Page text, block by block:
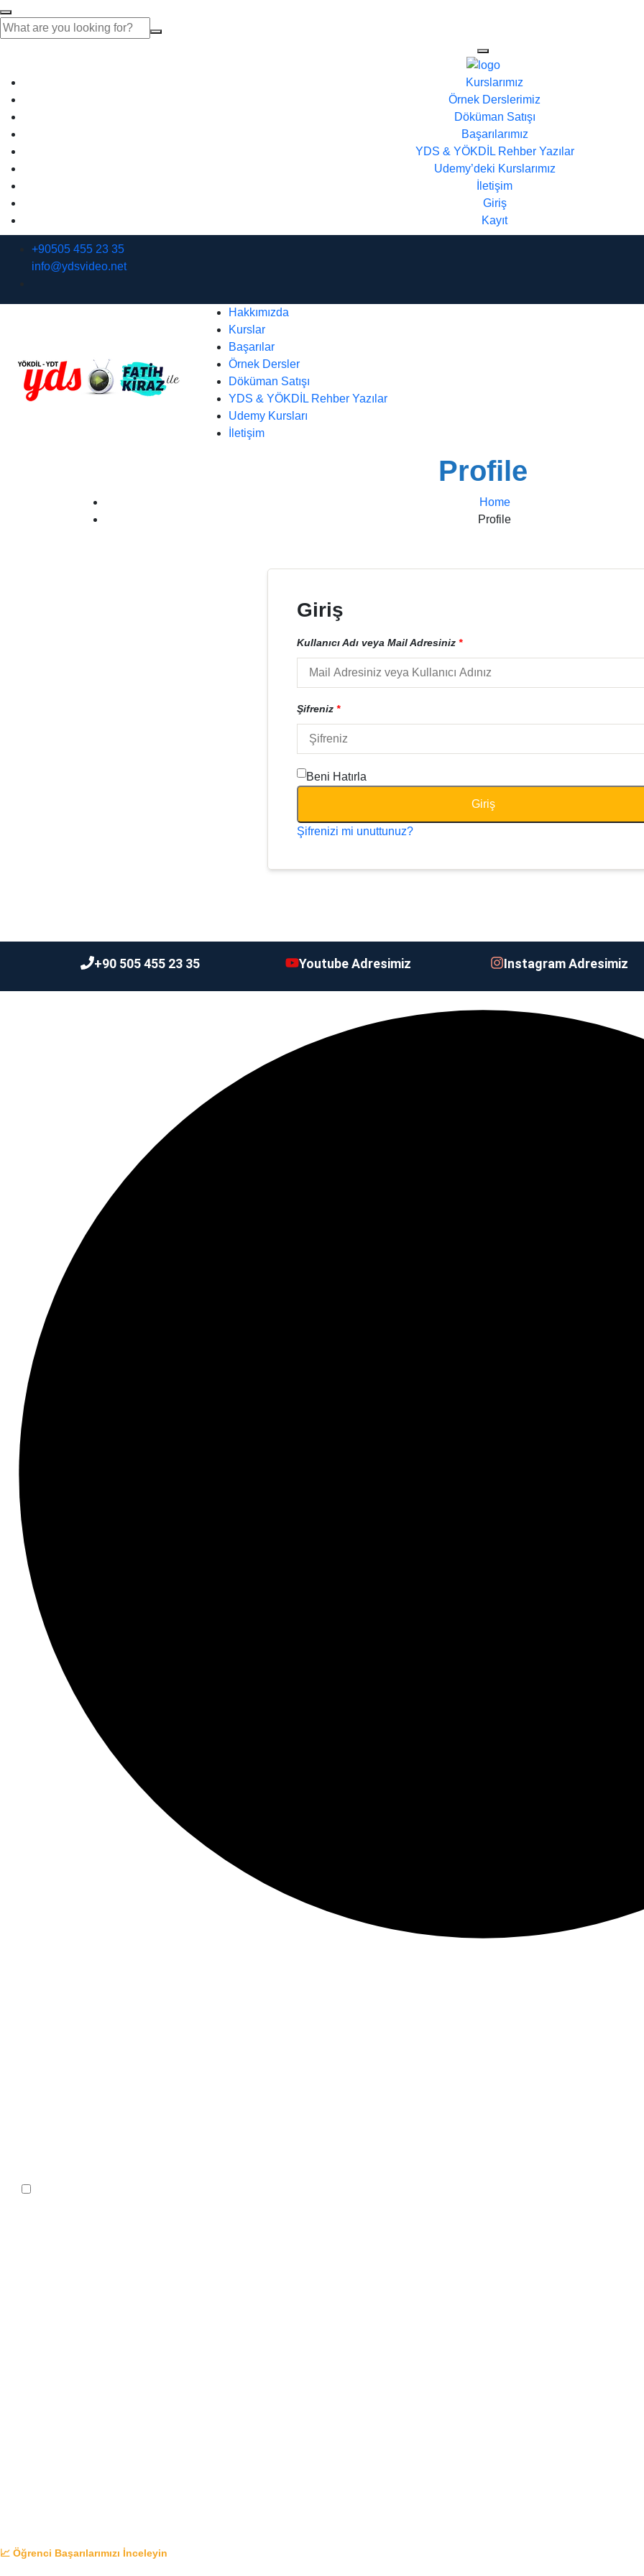
Kurslarımız
Örnek Derslerimiz
Döküman Satışı
Başarılarımız
YDS & YÖKDİL Rehber Yazılar
Udemy’deki Kurslarımız
İletişim
Giriş
Kayıt
+90505 455 23 35
info@ydsvideo.net
Hakkımızda
Kurslar
Başarılar
Örnek Dersler
Döküman Satışı
YDS & YÖKDİL Rehber Yazılar
Udemy Kursları
İletişim
Profile
Home
Profile
Giriş
Kullanıcı Adı veya Mail Adresiniz *
Şifreniz *
Beni Hatırla
Giriş
Şifrenizi mi unuttunuz?
+90 505 455 23 35 Youtube Adresimiz Instagram Adresimiz
📈 Öğrenci Başarılarımızı İnceleyin